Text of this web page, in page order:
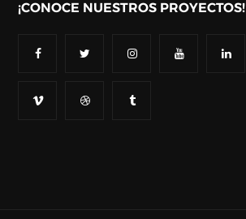
¡CONOCE NUESTROS PROYECTOS!